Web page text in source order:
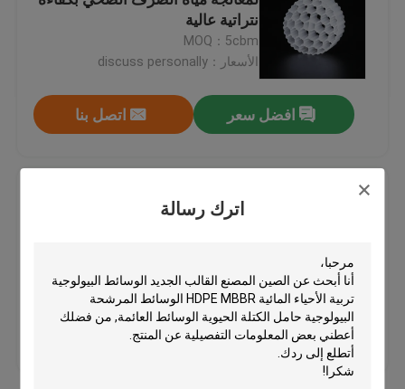
اترك رسالة
وسائل المرشحات البلاستيكية
وسائل المرشح العائمة
مفاعل الفيلم الحيوي
وسائل تصفية كالدنز
نتراتية عالية
MOQ：5cbm
الأسعار：discuss personally
افضل سعر اتصل بنا
الأسعار：discuss personally
افضل سعر اتصل بنا